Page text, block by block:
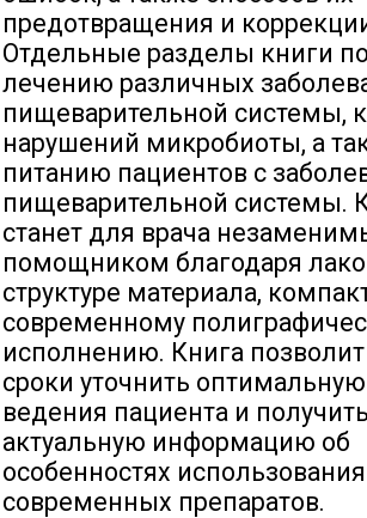
предотвращения и
Отдельные разделы книги
лечению различных
пищеварительной системы,
нарушений микробиоты, а
питанию пациентов с
пищеварительной системы.
станет для врача
помощником благодаря
структуре материала,
современному
исполнению. Книга
сроки уточнить оптимальную
ведения пациента и
актуальную информацию об
особенностях использования
современных препаратов.